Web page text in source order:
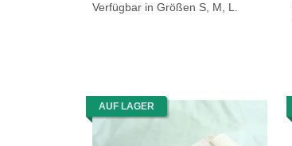
Verfügbar in Größen S, M, L.
AUF LAGER